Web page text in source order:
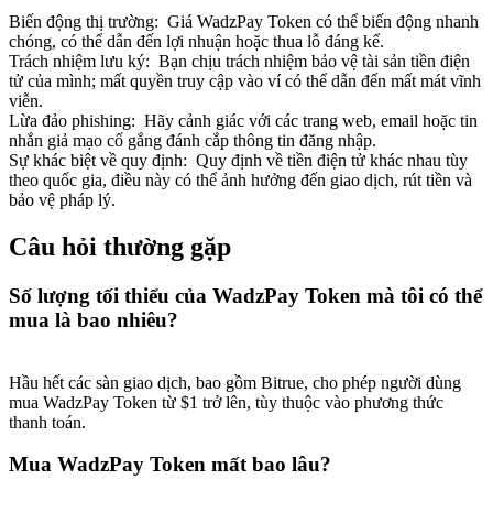
Lên đến 65% hoa hồng!
Giới thiệu
Mời một người bạn để nhận phần thưởng tiền mặt
BTC Welcome Rewards
Biến động thị trường: Giá WadzPay Token có thể biến động nhanh
chóng, có thể dẫn đến lợi nhuận hoặc thua lỗ đáng kể.
Trách nhiệm lưu ký: Bạn chịu trách nhiệm bảo vệ tài sản tiền điện
tử của mình; mất quyền truy cập vào ví có thể dẫn đến mất mát vĩnh
viễn.
Lừa đảo phishing: Hãy cảnh giác với các trang web, email hoặc tin
nhắn giả mạo cố gắng đánh cắp thông tin đăng nhập.
Sự khác biệt về quy định: Quy định về tiền điện tử khác nhau tùy
theo quốc gia, điều này có thể ảnh hưởng đến giao dịch, rút tiền và
bảo vệ pháp lý.
Câu hỏi thường gặp
Số lượng tối thiểu của WadzPay Token mà tôi có thể
mua là bao nhiêu?
Hầu hết các sàn giao dịch, bao gồm Bitrue, cho phép người dùng
mua WadzPay Token từ $1 trở lên, tùy thuộc vào phương thức
thanh toán.
Mua WadzPay Token mất bao lâu?